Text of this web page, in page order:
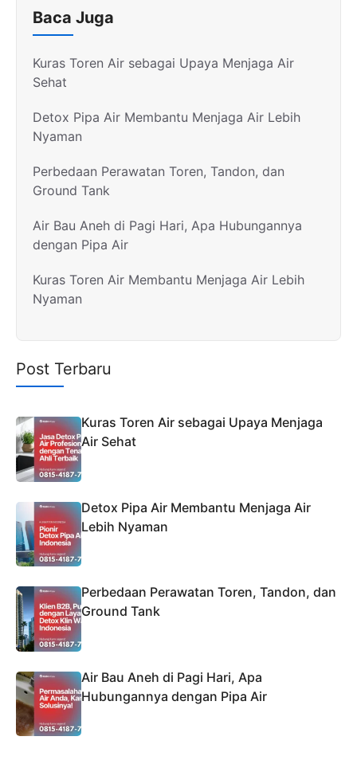
Baca Juga
Kuras Toren Air sebagai Upaya Menjaga Air
Sehat
Detox Pipa Air Membantu Menjaga Air Lebih
Nyaman
Perbedaan Perawatan Toren, Tandon, dan
Ground Tank
Air Bau Aneh di Pagi Hari, Apa Hubungannya
dengan Pipa Air
Kuras Toren Air Membantu Menjaga Air Lebih
Nyaman
Post Terbaru
Kuras Toren Air sebagai Upaya Menjaga
Air Sehat
Detox Pipa Air Membantu Menjaga Air
Lebih Nyaman
Perbedaan Perawatan Toren, Tandon, dan
Ground Tank
Air Bau Aneh di Pagi Hari, Apa
Hubungannya dengan Pipa Air